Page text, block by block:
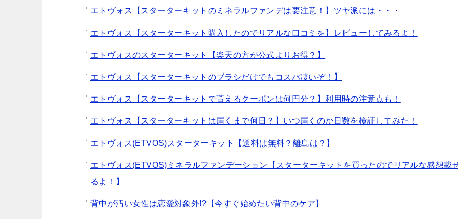
エトヴォス【スターターキットのミネラルファンデは要注意！】ツヤ派には・・・
エトヴォス【スターターキット購入したのでリアルな口コミを】レビューしてみるよ！
エトヴォスのスターターキット【楽天の方が公式よりお得？】
エトヴォス【スターターキットのブラシだけでもコスパ凄いぞ！】
エトヴォス【スターターキットで貰えるクーポンは何円分？】利用時の注意点も！
エトヴォス【スターターキットは届くまで何日？】いつ届くのか日数を検証してみた！
エトヴォス(ETVOS)スターターキット【送料は無料？離島は？】
エトヴォス(ETVOS)ミネラルファンデーション【スターターキットを買ったのでリアルな感想載
るよ！】
背中が汚い女性は恋愛対象外!?【今すぐ始めたい背中のケア】